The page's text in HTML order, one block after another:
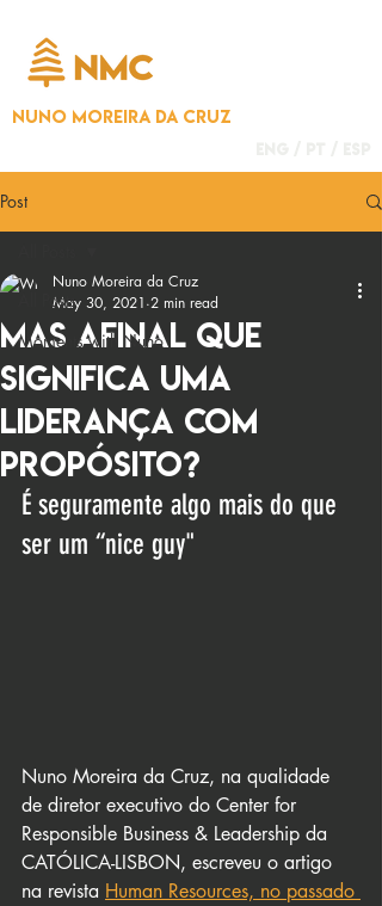
NUNO MOREIRA DA CRUZ
Post
All Posts
Moments with Nuno
Mas afinal que
significa uma
Liderança com
Propósito?
Nuno Moreira da Cruz
May 30, 2021 2 min read
É seguramente algo mais do que
ser um “nice guy"
Nuno Moreira da Cruz, na qualidade
de diretor executivo do Center for
Responsible Business & Leadership da
CATÓLICA-LISBON, escreveu o artigo
na revista Human Resources, no passado